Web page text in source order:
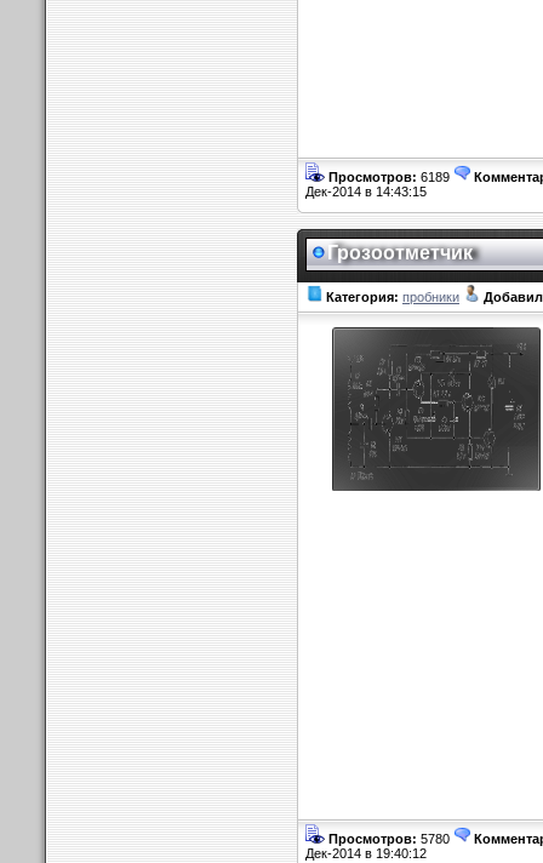
Просмотров: 6189
Дек-2014 в 14:43:15
Грозоотметчик
Категория: пробники
Просмотров: 5780
Дек-2014 в 19:40:12